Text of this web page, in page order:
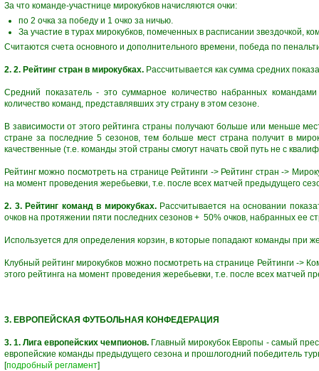
За что команде-участнице мирокубков начисляются очки:
по 2 очка за победу и 1 очко за ничью.
За участие в турах мирокубков, помеченных в расписании звездочкой,
Считаются счета основного и дополнительного времени, победа по
2. 2. Рейтинг стран в мирокубках. Рассчитывается как сумма средних
Средний показатель - это суммарное количество набранных
количество команд, представлявших эту страну в этом сезоне.
В зависимости от этого рейтинга страны получают больше или меньше
стране за последние 5 сезонов, тем больше мест страна получит в
качественные (т.е. команды этой страны смогут начать свой путь не с
Рейтинг можно посмотреть на странице Рейтинги -> Рейтинг стран ->
на момент проведения жеребьевки, т.е. после всех матчей предыдущего
2. 3. Рейтинг команд в мирокубках.Рассчитывается на основании
очков на протяжении пяти последних сезонов + 50% очков, набранных ее
Используется для определения корзин, в которые попадают команды при
Клубный рейтинг мирокубков можно посмотреть на странице Рейтинги ->
этого рейтинга на момент проведения жеребьевки, т.е. после всех матчей
3. ЕВРОПЕЙСКАЯ ФУТБОЛЬНАЯ КОНФЕДЕРАЦИЯ
3. 1. Лига европейских чемпионов. Главный мирокубок Европы - самый
европейские команды предыдущего сезона и прошлогодний победитель
[подробный регламент]